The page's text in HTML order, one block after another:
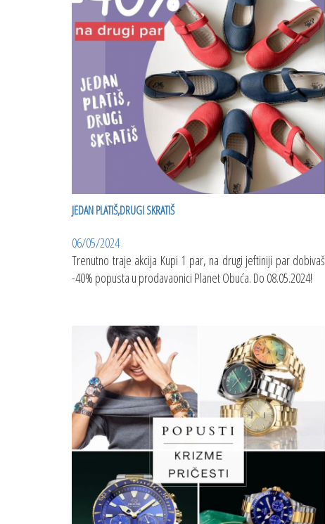
JEDAN PLATIŠ,DRUGI SKRATIŠ
06/05/2024
Trenutno traje akcija Kupi 1 par, na drugi jeftiniji par dobivaš
-40% popusta u prodavaonici Planet Obuća. Do 08.05.2024!